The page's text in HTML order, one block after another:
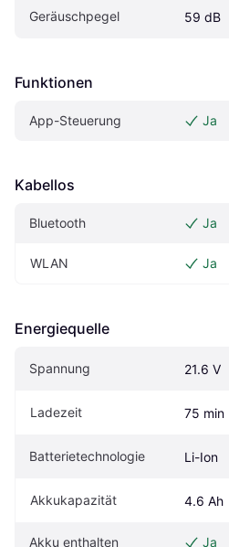
Geräuschpegel 59 dB
Funktionen
App-Steuerung Ja
Kabellos
Bluetooth Ja
WLAN Ja
Energiequelle
Spannung 21.6 V
Ladezeit 75 min
Batterietechnologie Li-Ion
Akkukapazität 4.6 Ah
Akku enthalten Ja